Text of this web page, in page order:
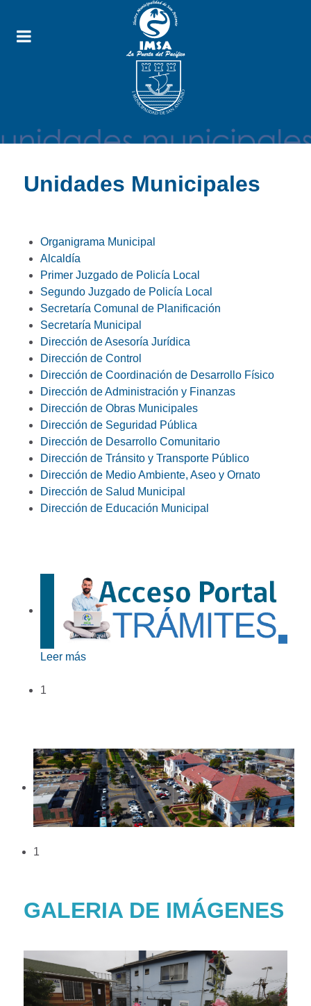
Unidades Municipales
Organigrama Municipal
Alcaldía
Primer Juzgado de Policía Local
Segundo Juzgado de Policía Local
Secretaría Comunal de Planificación
Secretaría Municipal
Dirección de Asesoría Jurídica
Dirección de Control
Dirección de Coordinación de Desarrollo Físico
Dirección de Administración y Finanzas
Dirección de Obras Municipales
Dirección de Seguridad Pública
Dirección de Desarrollo Comunitario
Dirección de Tránsito y Transporte Público
Dirección de Medio Ambiente, Aseo y Ornato
Dirección de Salud Municipal
Dirección de Educación Municipal
Leer más
1
1
GALERIA DE IMÁGENES